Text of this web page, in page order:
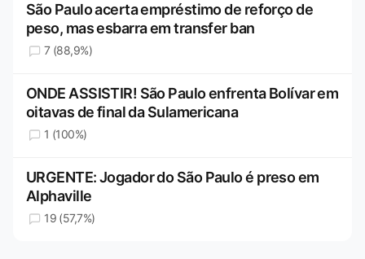
São Paulo acerta empréstimo de reforço de
peso, mas esbarra em transfer ban
7 (88,9%)
ONDE ASSISTIR! São Paulo enfrenta Bolívar em
oitavas de final da Sulamericana
1 (100%)
URGENTE: Jogador do São Paulo é preso em
Alphaville
19 (57,7%)